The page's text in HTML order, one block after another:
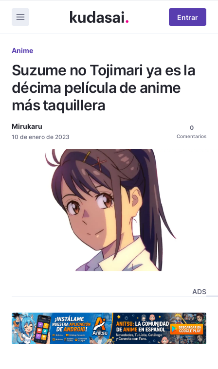
Entrar
Anime
Suzume no Tojimari ya es la
décima película de anime
más taquillera
Mirukaru
10 de enero de 2023
0
Comentarios
ADS